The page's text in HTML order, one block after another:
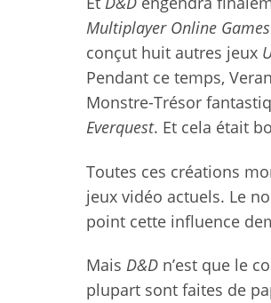
Multiplayer Online Games
conçut huit autres jeux
Pendant ce temps,
Monstre-Trésor
Everquest. Et cela était
Toutes ces créations
jeux vidéo actuels. Le
point cette influence
Mais D&D n’est que le
plupart sont faites de